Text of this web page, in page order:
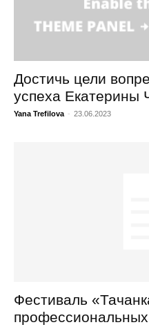
Достичь цели
успеха Екатерины
Yana Trefilova - 23.06.2023
Фестиваль